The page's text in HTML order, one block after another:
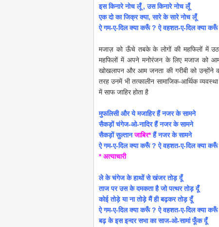
इस किनारे नोच लूँ , उस किनारे नोच लूँ
एक दो का जिक्र क्या, सारे के सारे नोच लूँ
ऐ गम-ए-दिल क्या करूँ ? ऐ वहशत-ए-दिल क्या
मजाज़ को ऊँचे तबके के लोगों की महफिलों में
महफिलों में अपने मनोरंजन के लिए मजाज को
खोखलापन और आम जनता की गरीबी को उन्होंने
तरह उनमें भी तत्कालीन सामाजिक-आर्थिक
में साफ जाहिर होता है
मुफलिसी और ये मजाहिर हैं नजर के सामने
सैकड़ों चंगेज-ओ-नादिर हैं नजर के सामने
सैकड़ों सुल्तानजाबिर*हैं नजर के सामने
ऐ गम-ए-दिल क्या करूँ ? ऐ वहशत-ए-दिल क्या
* अत्याचारी
ले के चंगेज के हाथों से खंजर तोड़ दूँ
ताज पर उस के दमकता है जो पत्थर तोड़ दूँ
कोई तोड़े या ना तोड़े मैं ही बढ़कर तोड़ दूँ
ऐ गम-ए-दिल क्या करूँ ? ऐ वहशत-ए-दिल क्या
बढ़ के इस इन्दर सभा का साज-ओ-सामां फूँक दूँ